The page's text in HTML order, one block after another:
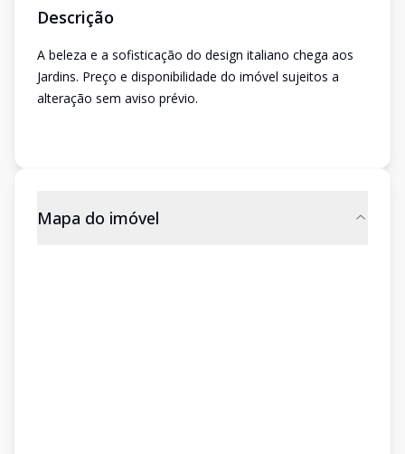
Descrição
A beleza e a sofisticação do design italiano chega aos
Jardins. Preço e disponibilidade do imóvel sujeitos a
alteração sem aviso prévio.
Mapa do imóvel